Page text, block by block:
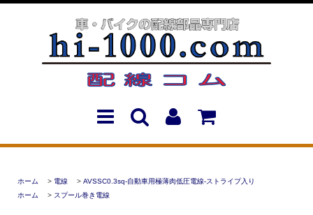
ホーム > 電線 > AVSSC0.3sq-自動車用極薄肉低圧電線-ストライプ入り
ホーム
> スプール巻き電線